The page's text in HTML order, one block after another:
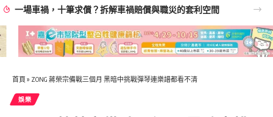
一朵茉莉敬佛前 花姿千瓣溢馨香
首頁 » ZONG 蔣榮宗備戰三個月 黑暗中挑戰彈琴連樂譜都看不清
娛樂